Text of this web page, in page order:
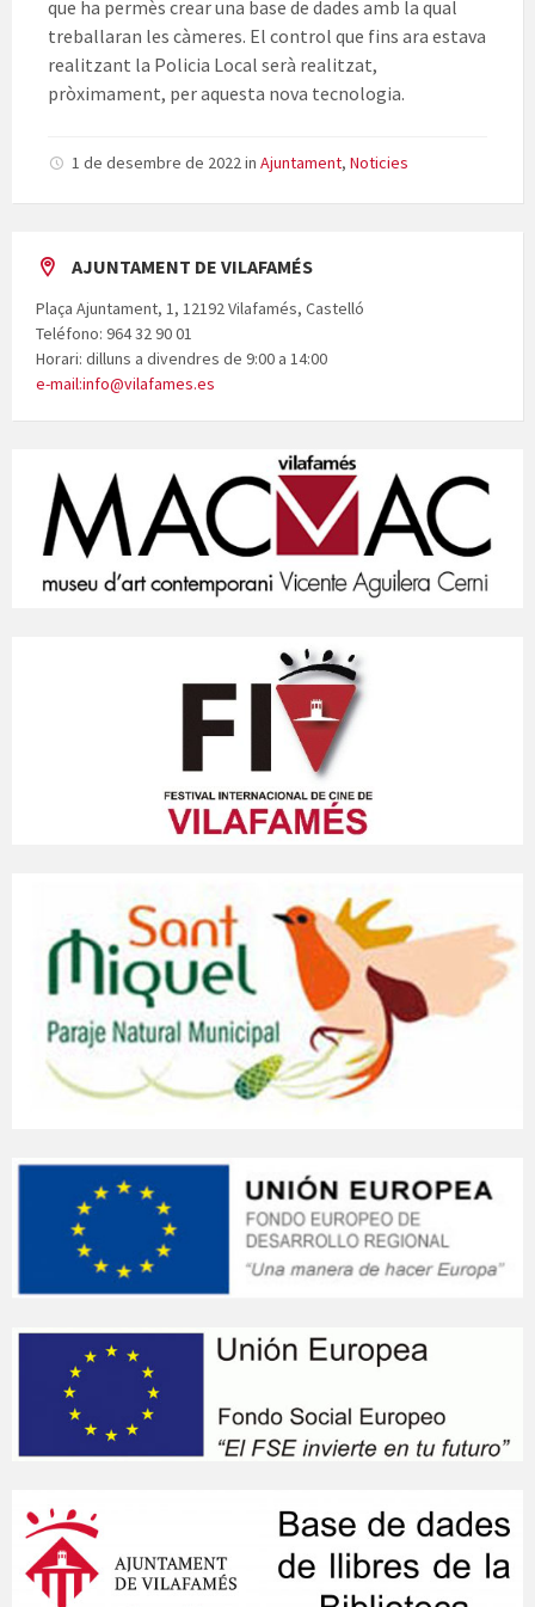
que ha permès crear una base de dades amb la qual
treballaran les càmeres. El control que fins ara estava
realitzant la Policia Local serà realitzat,
pròximament, per aquesta nova tecnologia.
1 de desembre de 2022in Ajuntament, Noticies
AJUNTAMENT DE VILAFAMÉS
Plaça Ajuntament, 1, 12192 Vilafamés, Castelló
Teléfono: 964 32 90 01
Horari: dilluns a divendres de 9:00 a 14:00
e-mail:info@vilafames.es